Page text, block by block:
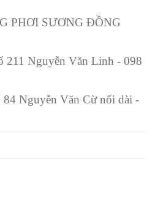
PHƠI SƯƠNG ĐỒNG
Nguyễn Văn Linh - 098
Nguyễn Văn Cừ nối dài -